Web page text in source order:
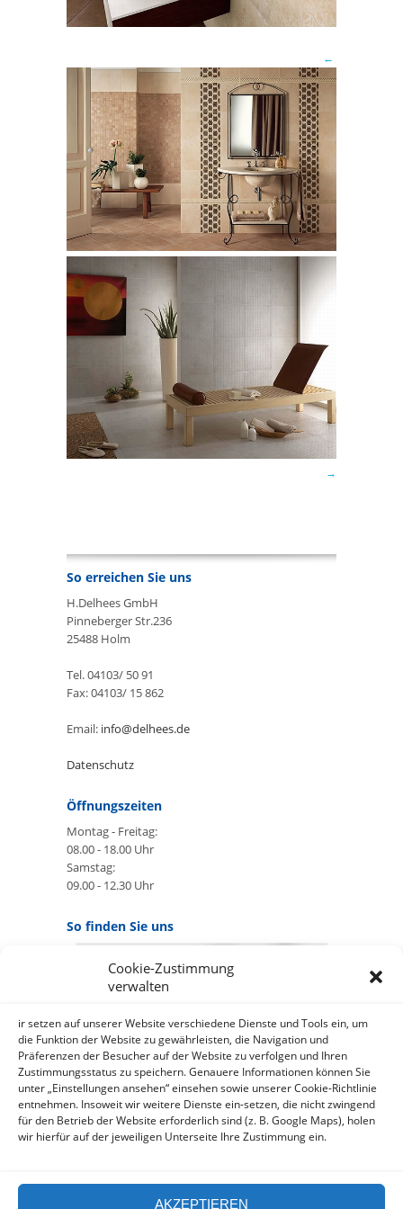
Cookie-Zustimmung
verwalten
ir setzen auf unserer Website verschiedene Dienste und Tools ein, um
die Funktion der Website zu gewährleisten, die Navigation und
Präferenzen der Besucher auf der Website zu verfolgen und Ihren
Zustimmungsstatus zu speichern. Genauere Informationen können Sie
unter „Einstellungen ansehen“ einsehen sowie unserer Cookie-Richtlinie
entnehmen. Insoweit wir weitere Dienste ein-setzen, die nicht zwingend
für den Betrieb der Website erforderlich sind (z. B. Google Maps), holen
wir hierfür auf der jeweiligen Unterseite Ihre Zustimmung ein.
AKZEPTIEREN
So erreichen Sie uns
H.Delhees GmbH
Pinneberger Str.236
25488 Holm
Tel. 04103/ 50 91
Fax: 04103/ 15 862
Email: info@delhees.de
Datenschutz
Öffnungszeiten
Montag - Freitag:
08.00 - 18.00 Uhr
Samstag:
09.00 - 12.30 Uhr
So finden Sie uns
GOOGLE MAPS:
AKZEPTIEREN
Anbieter: Google Ireland Limited
Bei der Nutzung dieses Dienstes
werden Daten an Google
über¬mittelt, außer¬dem ist es
wahr-scheinlich dass Google Daten
(z.B. Cookies) auf Ihrem Gerät
https://policies.google.com/privacy?
hl=de&gl=de